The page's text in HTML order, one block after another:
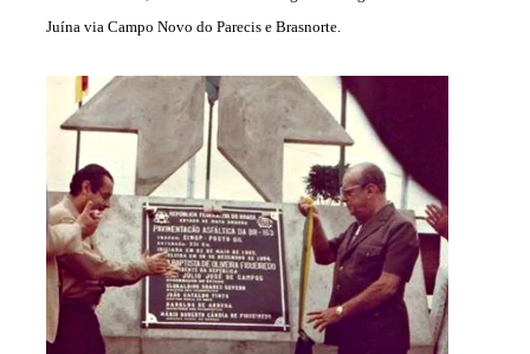
Juína via Campo Novo do Parecis e Brasnorte.